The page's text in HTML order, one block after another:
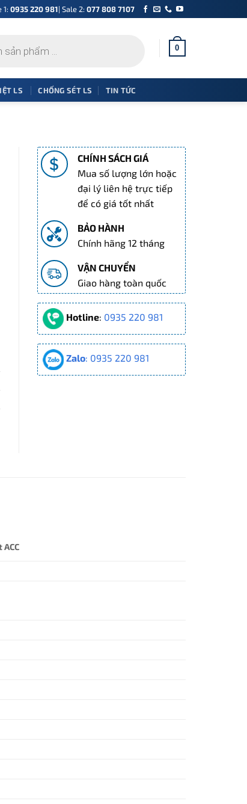
1: 0935 220 981| Sale 2: 077 808 7107
0
LS CHỐNG SÉT LS TIN TỨC
CHÍNH SÁCH GIÁ
Mua số lượng lớn hoặc
đại lý liên hệ trực tiếp
để có giá tốt nhất
BẢO HÀNH
Chính hãng 12 tháng
VẬN CHUYỂN
Giao hàng toàn quốc
Hotline: 0935 220 981
Zalo: 0935 220 981